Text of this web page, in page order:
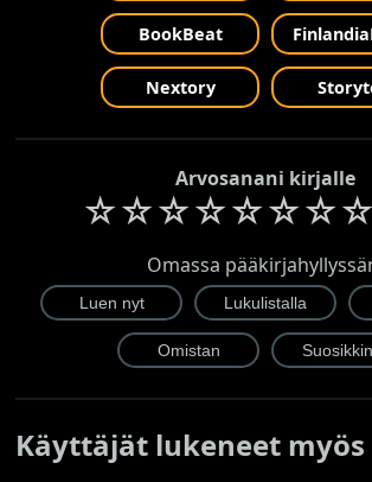
BookBeat
Nextory
Arvosanani kirjalle
☆☆☆☆☆☆☆☆
Omassa
Käyttäjät lukeneet myös